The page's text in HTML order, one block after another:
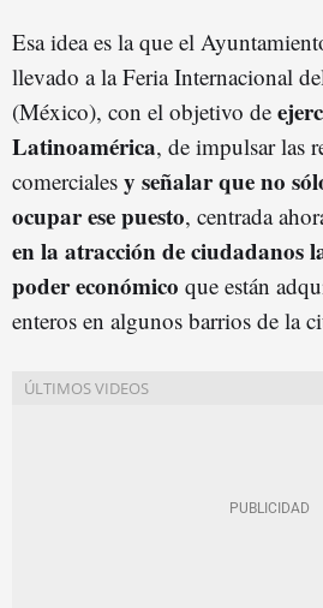
Esa idea es la que el
llevado a la Feria Internacional
(México), con el objetivo de
Latinoamérica, de impulsar las
comerciales y señalar que no
ocupar ese puesto, centrada
en la atracción de ciudadanos
poder económico que están
enteros en algunos barrios de la